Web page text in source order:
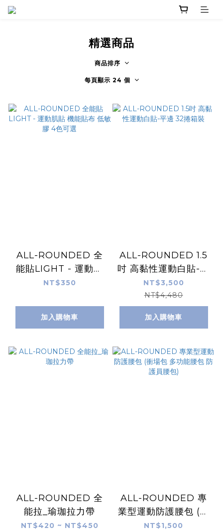
精選商品
商品排序
每頁顯示 24 個
ALL-ROUNDED 全
能貼LIGHT - 運動肌
貼 機能貼布 低敏膠 4
NT$350
加入購物車
ALL-ROUNDED 1.5
吋 高黏性運動白貼-平
邊 32捲箱裝
NT$3,500
NT$4,480
加入購物車
ALL-ROUNDED 全
能拉_瑜珈拉力帶
NT$420 ~ NT$450
ALL-ROUNDED 專
業型運動防護腰包 (衝
場包 多功能腰包 防護
NT$1,500